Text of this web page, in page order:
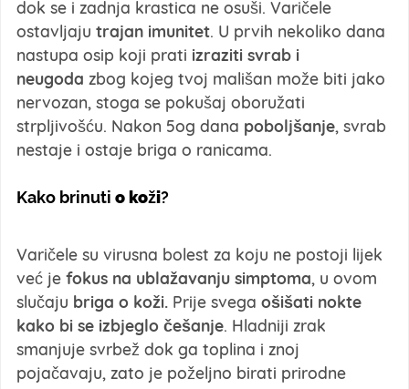
dok se i zadnja krastica ne osuši. Varičele
ostavljaju trajan imunitet. U prvih nekoliko dana
nastupa osip koji prati izraziti svrab i
neugoda zbog kojeg tvoj mališan može biti jako
nervozan, stoga se pokušaj oboružati
strpljivošću. Nakon 5og dana poboljšanje, svrab
nestaje i ostaje briga o ranicama.
Kako brinuti o koži?
Varičele su virusna bolest za koju ne postoji lijek
već je fokus na ublažavanju simptoma, u ovom
slučaju briga o koži. Prije svega ošišati nokte
kako bi se izbjeglo češanje. Hladniji zrak
smanjuje svrbež dok ga toplina i znoj
pojačavaju, zato je poželjno birati prirodne